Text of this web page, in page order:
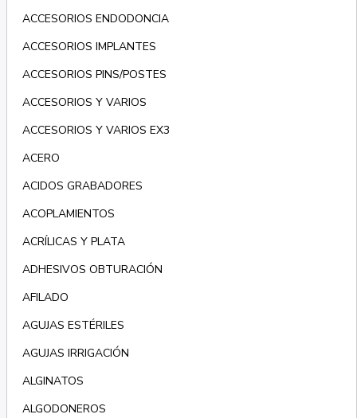
ACCESORIOS ENDODONCIA
ACCESORIOS IMPLANTES
ACCESORIOS PINS/POSTES
ACCESORIOS Y VARIOS
ACCESORIOS Y VARIOS EX3
ACERO
ACIDOS GRABADORES
ACOPLAMIENTOS
ACRÍLICAS Y PLATA
ADHESIVOS OBTURACIÓN
AFILADO
AGUJAS ESTÉRILES
AGUJAS IRRIGACIÓN
ALGINATOS
ALGODONEROS